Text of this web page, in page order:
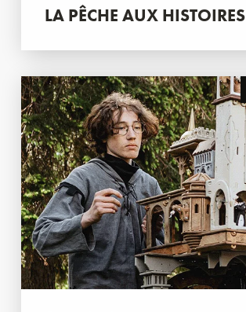
LA PÊCHE AUX HISTOIRES